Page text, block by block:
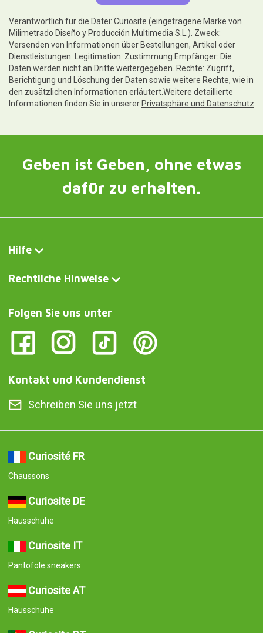
Verantwortlich für die Datei: Curiosite (eingetragene Marke von
Milimetrado Diseño y Producción Multimedia S.L.). Zweck:
Versenden von Informationen über Bestellungen, Artikel oder
Dienstleistungen. Legitimation: Zustimmung.Empfänger: Die
Daten werden nicht an Dritte weitergegeben. Rechte: Zugriff,
Berichtigung und Löschung der Daten sowie weitere Rechte, wie in
den zusätzlichen Informationen erläutert.Weitere detaillierte
Informationen finden Sie in unserer Privatsphäre und Datenschutz
Geben ist Geben, ohne etwas
dafür zu erhalten.
Hilfe
Rechtliche Hinweise
Folgen Sie uns unter
Kontakt und Kundendienst
Schreiben Sie uns jetzt
Curiosité FR
Chaussons
Curiosite DE
Hausschuhe
Curiosite IT
Pantofole sneakers
Curiosite AT
Hausschuhe